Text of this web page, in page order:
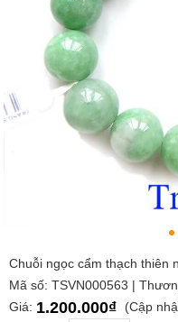
Chuỗi ngọc cẩm thạch thiên
Mã số: TSVN000563 |
Giá: 1.200.000₫
(Cập